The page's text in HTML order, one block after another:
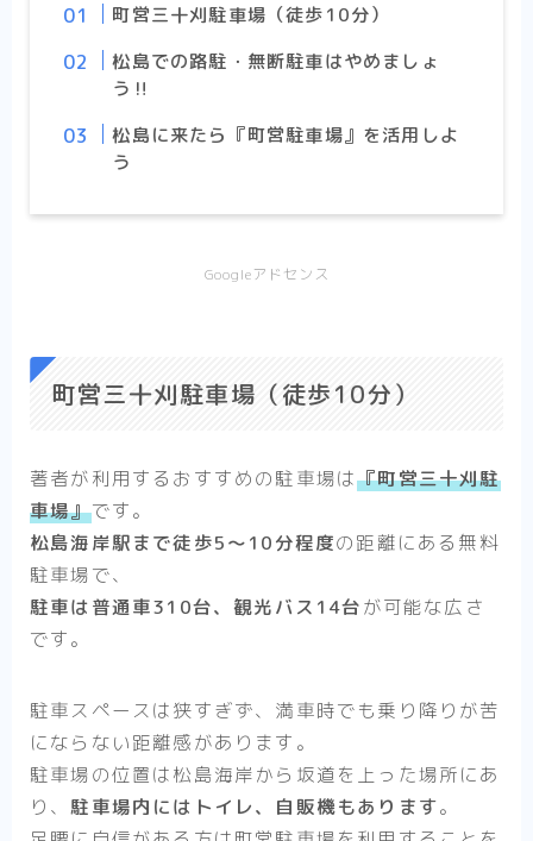
町営三十刈駐車場（徒歩10分）
松島での路駐・無断駐車はやめましょ
う‼︎
松島に来たら『町営駐車場』を活用しよ
う
Googleアドセンス
町営三十刈駐車場（徒歩10分）
著者が利用するおすすめの駐車場は『町営三十刈駐
車場』です。
松島海岸駅まで徒歩5〜10分程度の距離にある 無料
駐車場で、
駐車は普通車310台、観光バス14台が可能な広さ
です。
駐車スペースは狭すぎず、満車時でも乗り降りが苦
にならない距離感があります。
駐車場の位置は松島海岸から坂道を上った場所にあ
り、駐車場内にはトイレ、自販機もあります。